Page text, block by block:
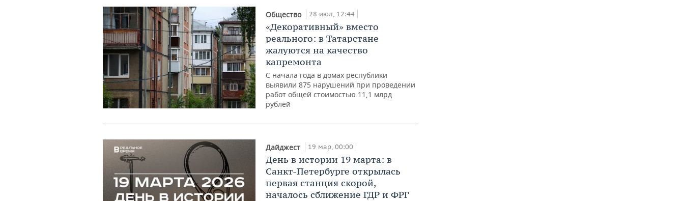
Общество 28 июл, 12:44
«Декоративный» вместо
реального: в Татарстане
жалуются на качество
капремонта
С начала года в домах республики
выявили 875 нарушений при проведении
работ общей стоимостью 11,1 млрд
рублей
Дайджест 19 мар, 00:00
День в истории 19 марта: в
Санкт-Петербурге открылась
первая станция скорой,
началось сближение ГДР и ФРГ